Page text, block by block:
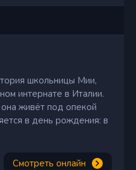
школьницы Мии,
интернате в Италии.
живёт под опекой
в день рождения: в
Смотреть онлайн